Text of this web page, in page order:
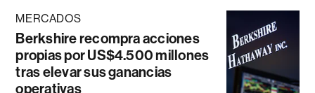
MERCADOS
Berkshire recompra acciones
propias por US$4.500 millones
tras elevar sus ganancias
operativas